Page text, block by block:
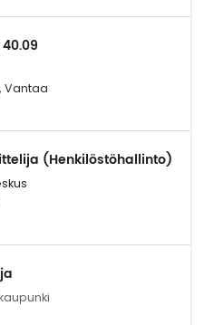
Vantaa
(Henkilöstöhallinto)